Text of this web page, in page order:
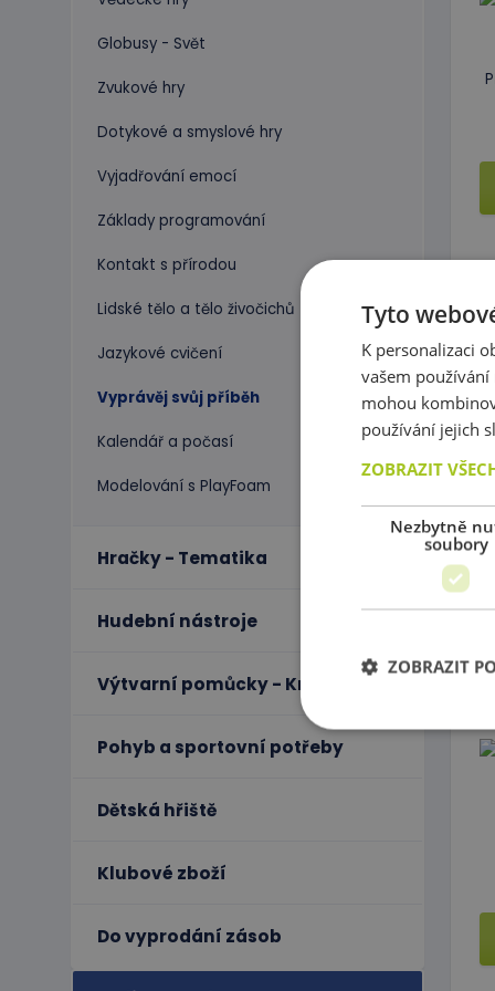
Globusy - Svět
Zvukové hry
Dotykové a smyslové hry
Vyjadřování emocí
Základy programování
Kontakt s přírodou
Lidské tělo a tělo živočichů
Jazykové cvičení
Vyprávěj svůj příběh
Kalendář a počasí
Modelování s PlayFoam
Hračky - Tematika
Hudební nástroje
Výtvarní pomůcky - Kreativita
Pohyb a sportovní potřeby
Dětská hřiště
Klubové zboží
Do vyprodání zásob
Tyto
K personalizaci
vašem
mohou
používání jejich
ZOBRAZIT
Nezbytně
soubory
ZOBRAZIT
Nezbytně nutné
stránky nelze bez